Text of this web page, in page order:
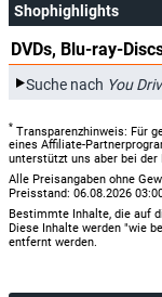
Shophighlights
DVDs, Blu-ray-
Suche nach You
* Transparenzhinweis: Für
eines Affiliate-
unterstützt uns aber bei der
Alle Preisangaben ohne
Preisstand: 06.08.2026
Bestimmte Inhalte, die auf
Diese Inhalte werden "wie
entfernt werden.